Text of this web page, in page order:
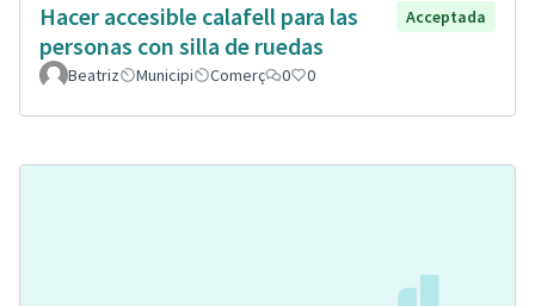
Hacer accesible calafell para las
personas con silla de ruedas
Acceptada
Beatriz Municipi Comerç 0 0